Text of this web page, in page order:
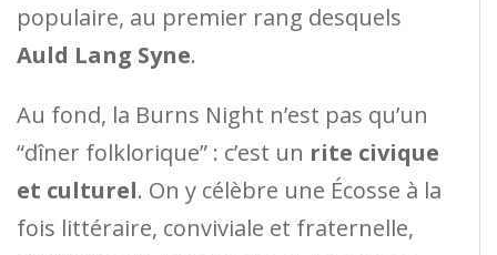
populaire, au premier rang desquels
Auld Lang Syne.
Au fond, la Burns Night n’est pas qu’un
“dîner folklorique” : c’est un rite civique
et culturel. On y célèbre une Écosse à la
fois littéraire, conviviale et fraternelle,